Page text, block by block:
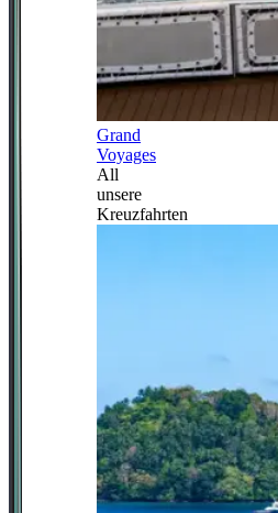
Grand
Voyages
All
unsere
Kreuzfahrten